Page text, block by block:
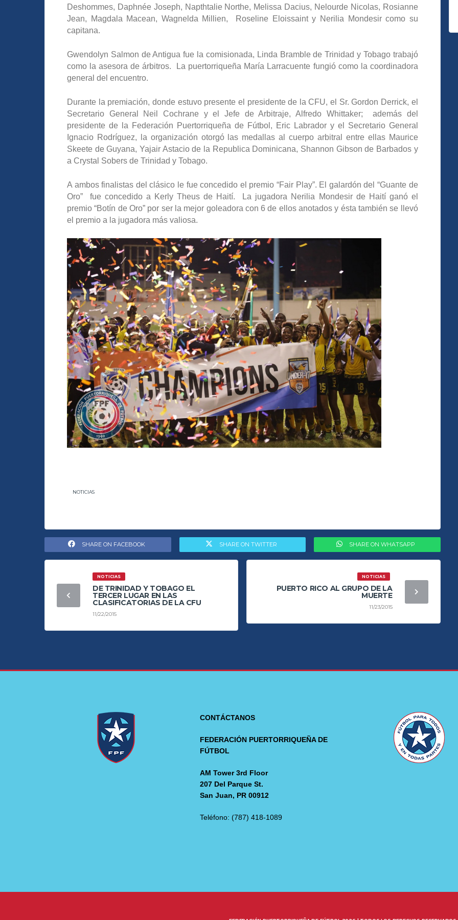
Deshommes, Daphnée Joseph, Napthtalie Northe, Melissa Dacius, Nelourde Nicolas, Rosianne
Jean, Magdala Macean, Wagnelda Millien, Roseline Eloissaint y Nerilia Mondesir como su
capitana.
Gwendolyn Salmon de Antigua fue la comisionada, Linda Bramble de Trinidad y Tobago trabajó
como la asesora de árbitros. La puertorriqueña María Larracuente fungió como la coordinadora
general del encuentro.
Durante la premiación, donde estuvo presente el presidente de la CFU, el Sr. Gordon Derrick, el
Secretario General Neil Cochrane y el Jefe de Arbitraje, Alfredo Whittaker; además del
presidente de la Federación Puertorriqueña de Fútbol, Eric Labrador y el Secretario General
Ignacio Rodríguez, la organización otorgó las medallas al cuerpo arbitral entre ellas Maurice
Skeete de Guyana, Yajair Astacio de la Republica Dominicana, Shannon Gibson de Barbados y
a Crystal Sobers de Trinidad y Tobago.
A ambos finalistas del clásico le fue concedido el premio “Fair Play”. El galardón del “Guante de
Oro” fue concedido a Kerly Theus de Haití. La jugadora Nerilia Mondesir de Haití ganó el
premio “Botín de Oro” por ser la mejor goleadora con 6 de ellos anotados y ésta también se llevó
el premio a la jugadora más valiosa.
NOTICIAS
SHARE ON FACEBOOK SHARE ON TWITTER SHARE ON WHATSAPP
NOTICIAS
DE TRINIDAD Y TOBAGO EL
TERCER LUGAR EN LAS
CLASIFICATORIAS DE LA CFU
11/22/2015
NOTICIAS
PUERTO RICO AL GRUPO DE LA
MUERTE
11/23/2015
CONTÁCTANOS
FEDERACIÓN PUERTORRIQUEÑA DE
FÚTBOL
AM Tower 3rd Floor
207 Del Parque St.
San Juan, PR 00912
Teléfono: (787) 418-1089